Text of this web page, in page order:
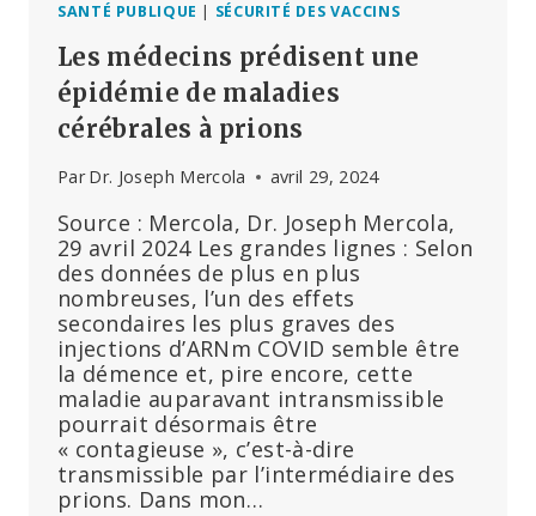
SANTÉ PUBLIQUE | SÉCURITÉ DES VACCINS
Les médecins prédisent une
épidémie de maladies
cérébrales à prions
Par Dr. Joseph Mercola avril 29, 2024
Source : Mercola, Dr. Joseph Mercola,
29 avril 2024 Les grandes lignes : Selon
des données de plus en plus
nombreuses, l’un des effets
secondaires les plus graves des
injections d’ARNm COVID semble être
la démence et, pire encore, cette
maladie auparavant intransmissible
pourrait désormais être
« contagieuse », c’est-à-dire
transmissible par l’intermédiaire des
prions. Dans mon…